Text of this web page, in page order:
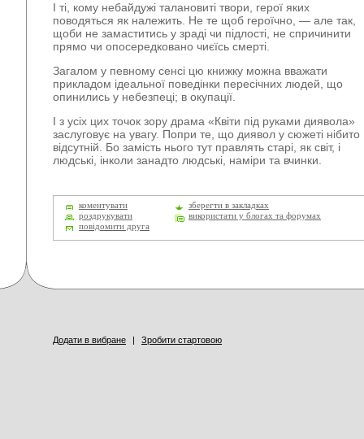
І ті, кому небайдужі талановиті твори, герої яких
поводяться як належить. Не те щоб героїчно, — але так,
щоби не замаститись у зраді чи підлості, не спричинити
прямо чи опосередковано чиєїсь смерті.
Загалом у певному сенсі цю книжку можна вважати
прикладом ідеальної поведінки пересічних людей, що
опинились у небезпеці; в окупації.
І з усіх цих точок зору драма «Квіти під руками диявола»
заслуговує на увагу. Попри те, що диявол у сюжеті нібито
відсутній. Бо замість нього тут правлять старі, як світ, і
людські, інколи занадто людські, наміри та вчинки.
коментувати
зберегти в закладках
роздрукувати
використати у блогах та форумах
повідомити друга
Додати в вибране | Зробити стартовою